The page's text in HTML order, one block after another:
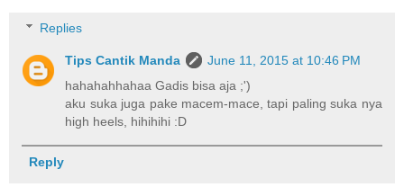
Replies
Tips Cantik Manda
June 11, 2015 at 10:46 PM
hahahahhahaa Gadis bisa aja ;')
aku suka juga pake macem-mace, tapi paling suka nya
high heels, hihihihi :D
Reply